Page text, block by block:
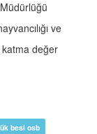
ve
katma değer
besi osb